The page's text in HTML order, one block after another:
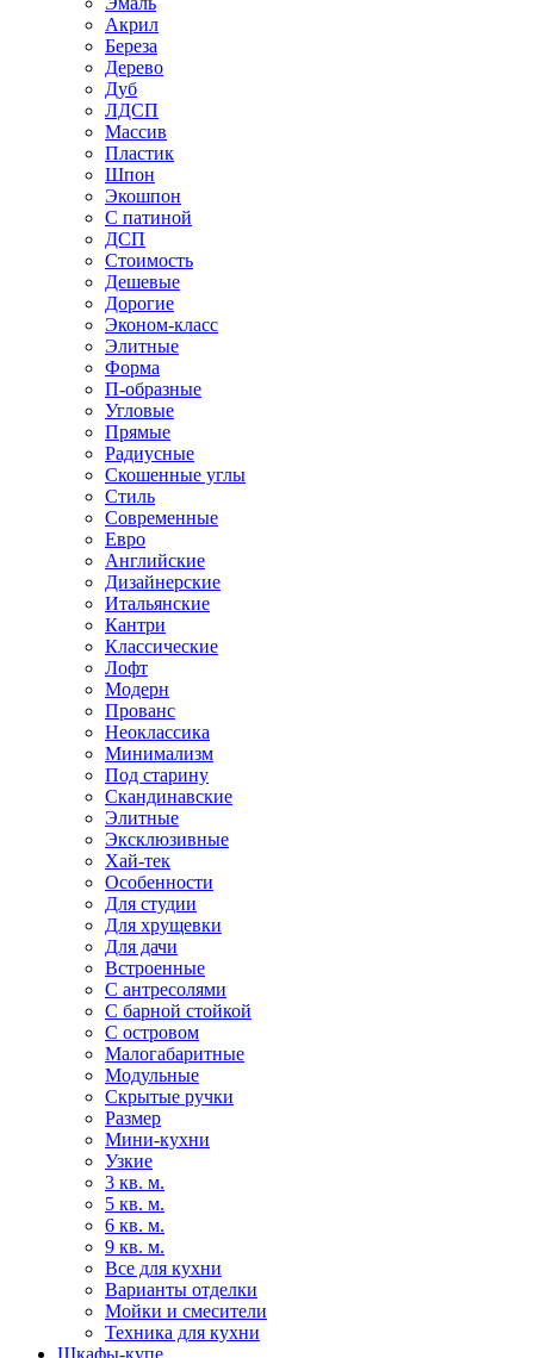
Акрил
Береза
Дерево
Дуб
ЛДСП
Массив
Пластик
Шпон
Экошпон
С патиной
ДСП
Стоимость
Дешевые
Дорогие
Эконом-класс
Элитные
Форма
П-образные
Угловые
Прямые
Радиусные
Скошенные углы
Стиль
Современные
Евро
Английские
Дизайнерские
Итальянские
Кантри
Классические
Лофт
Модерн
Прованс
Неоклассика
Минимализм
Под старину
Скандинавские
Элитные
Эксклюзивные
Хай-тек
Особенности
Для студии
Для хрущевки
Для дачи
Встроенные
С антресолями
С барной стойкой
С островом
Малогабаритные
Модульные
Скрытые ручки
Размер
Мини-кухни
Узкие
3 кв. м.
5 кв. м.
6 кв. м.
9 кв. м.
Все для кухни
Варианты отделки
Мойки и смесители
Техника для кухни
Шкафы-купе